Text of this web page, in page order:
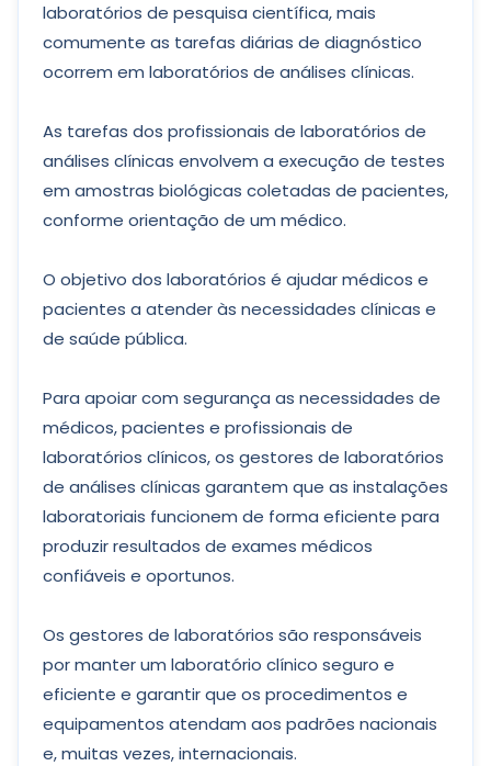
laboratórios de pesquisa científica, mais
comumente as tarefas diárias de diagnóstico
ocorrem em laboratórios de análises clínicas.
As tarefas dos profissionais de laboratórios de
análises clínicas envolvem a execução de testes
em amostras biológicas coletadas de pacientes,
conforme orientação de um médico.
O objetivo dos laboratórios é ajudar médicos e
pacientes a atender às necessidades clínicas e
de saúde pública.
Para apoiar com segurança as necessidades de
médicos, pacientes e profissionais de
laboratórios clínicos, os gestores de laboratórios
de análises clínicas garantem que as instalações
laboratoriais funcionem de forma eficiente para
produzir resultados de exames médicos
confiáveis ​​e oportunos.
Os gestores de laboratórios são responsáveis ​​
por manter um laboratório clínico seguro e
eficiente e garantir que os procedimentos e
equipamentos atendam aos padrões nacionais
e, muitas vezes, internacionais.